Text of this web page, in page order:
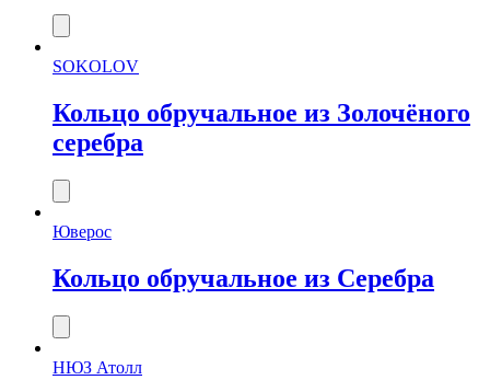
SOKOLOV
Кольцо обручальное из Золочёного
серебра
Юверос
Кольцо обручальное из Серебра
НЮЗ Атолл